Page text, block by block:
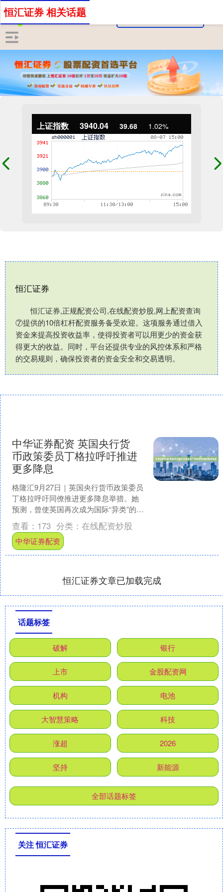
上证指数 3940.04 39.68 1.02%
恒汇证券
恒汇证券,正规配资公司,在线配资炒股,网上配资查询
⑦提供的10倍杠杆配资服务备受欢迎。这项服务通过借入
资金来提高投资收益率，使得投资者可以用更少的资金获
得更大的收益。同时，平台还提供专业的风控体系和严格
的交易规则，确保投资者的资金安全和交易透明。
恒汇证券 相关话题
中华证券配资 英国央行货
币政策委员丁格拉呼吁推进
更多降息
格隆汇9月27日｜英国央行货币政策委员
丁格拉呼吁同僚推进更多降息举措。她
预测，曾使英国再次成为国际“异类”的通
胀飙升态势将会消退。丁格拉于周五表
示，英国央行“有....
查看： 173 分类： 在线配资炒股
中华证券配资
恒汇证券文章已加载完成
话题标签
破解 银行
上市 金股配资网
机构 电池
大智慧策略 科技
涨超 2026
坚持 新能源
全部话题标签
关注 恒汇证券